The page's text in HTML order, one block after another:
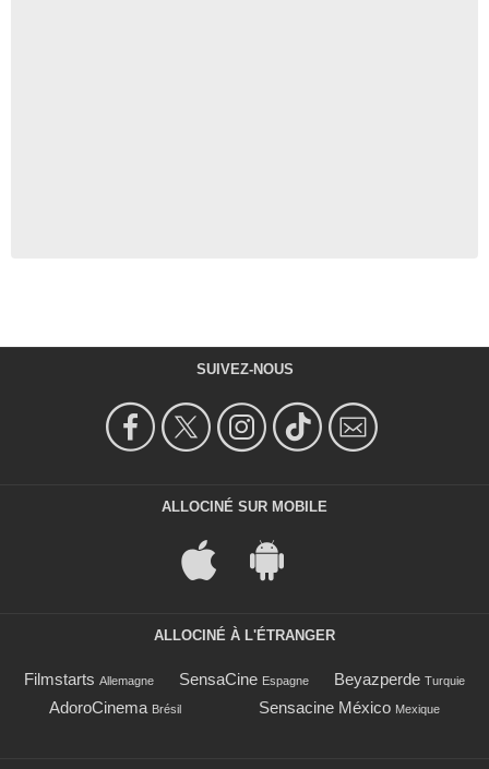
SUIVEZ-NOUS
ALLOCINÉ SUR MOBILE
ALLOCINÉ À L'ÉTRANGER
Filmstarts Allemagne SensaCine Espagne Beyazperde Turquie
AdoroCinema Brésil Sensacine México Mexique